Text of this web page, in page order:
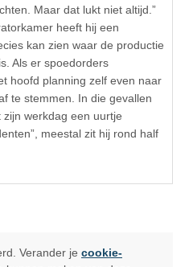
Maar dat lukt niet altijd.”
heeft hij een
kan zien waar de productie
Als er spoedorders
hoofd planning zelf even naar
te stemmen. In die gevallen
werkdag een uurtje
meestal zit hij rond half
Verander je cookie-